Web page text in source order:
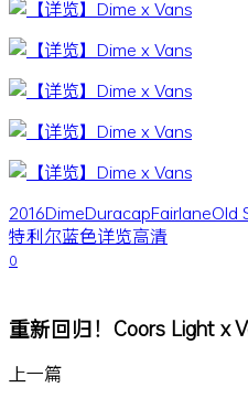
2016DimeDuracapFairlaneOld
特利尔蓝色详览高清
0
重新回归！Coors Light x
上一篇